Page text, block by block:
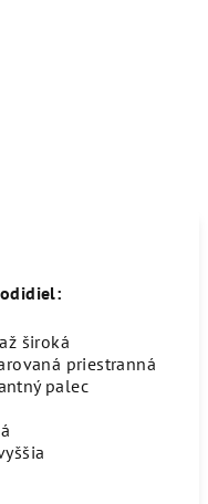
široká
priestranná
palec